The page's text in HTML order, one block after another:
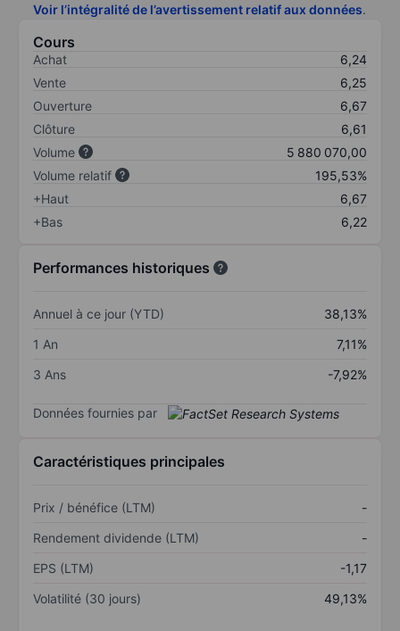
Voir l’intégralité de l’avertissement relatif aux données.
Cours
Achat
6,24
Vente
6,25
Ouverture
6,67
Clôture
6,61
Volume
5 880 070,00
Volume relatif
195,53%
+Haut
6,67
+Bas
6,22
Performances historiques
Annuel à ce jour (YTD)
38,13%
1 An
7,11%
3 Ans
-7,92%
Données fournies par
Caractéristiques principales
Prix / bénéfice (LTM)
-
Rendement dividende (LTM)
-
EPS (LTM)
-1,17
Volatilité (30 jours)
49,13%